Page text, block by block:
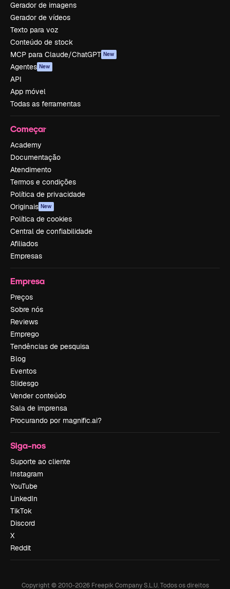
Gerador de imagens
Gerador de vídeos
Texto para voz
Conteúdo de stock
MCP para Claude/ChatGPT New
Agentes New
API
App móvel
Todas as ferramentas
Começar
Academy
Documentação
Atendimento
Termos e condições
Política de privacidade
Originais New
Política de cookies
Central de confiabilidade
Afiliados
Empresas
Empresa
Preços
Sobre nós
Reviews
Emprego
Tendências de pesquisa
Blog
Eventos
Slidesgo
Vender conteúdo
Sala de imprensa
Procurando por magnific.ai?
Siga-nos
Suporte ao cliente
Instagram
YouTube
LinkedIn
TikTok
Discord
X
Reddit
Copyright © 2010-2026Freepik Company S.L.U. Todos os direitos